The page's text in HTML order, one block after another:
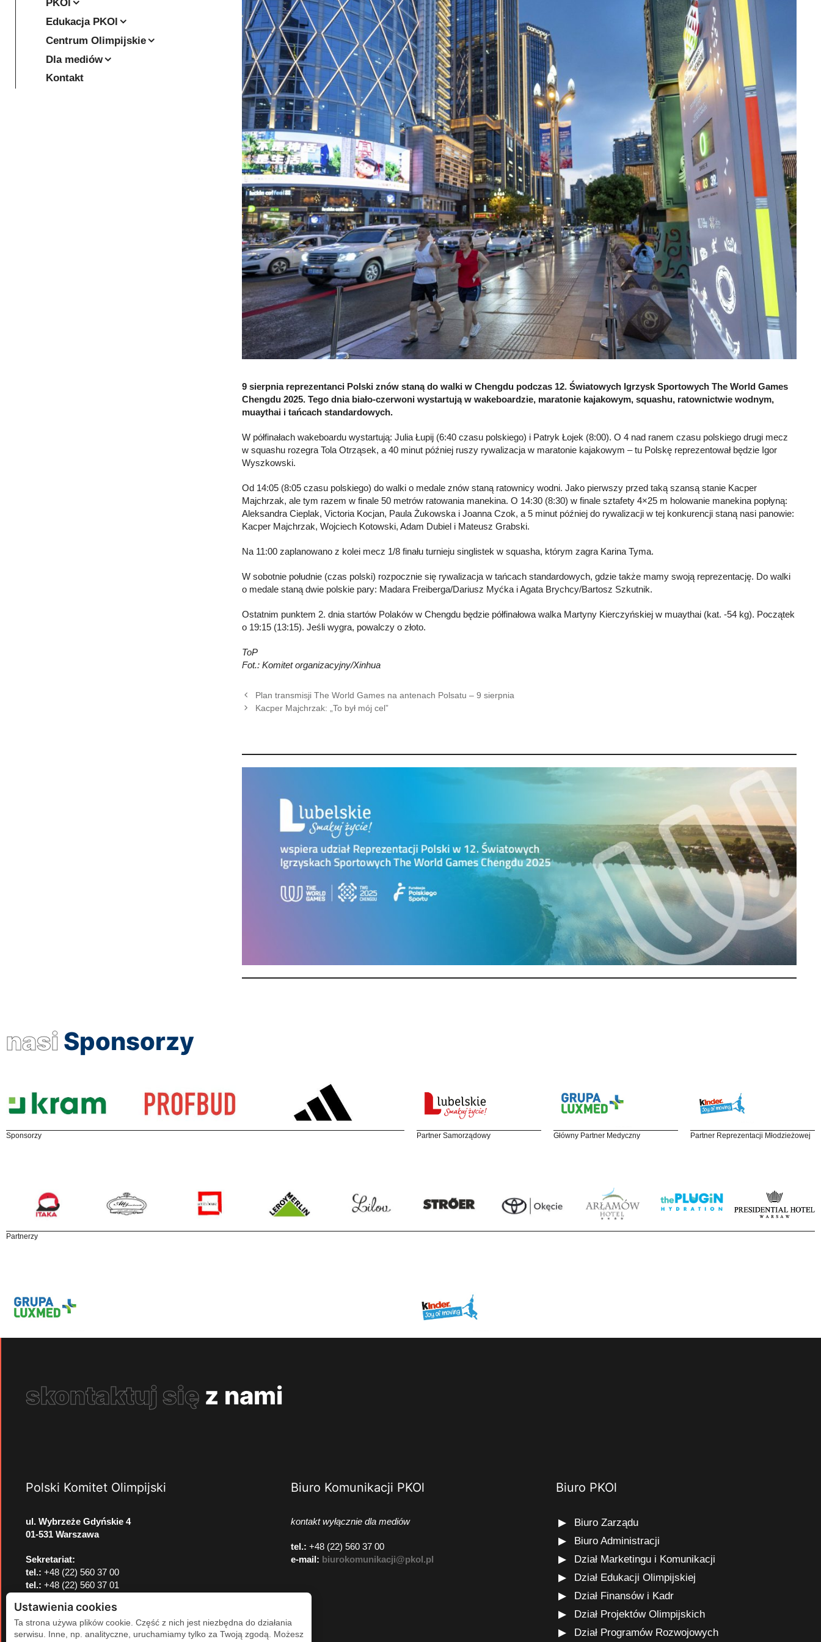
9 sierpnia reprezentanci Polski znów staną do walki w Chengdu podczas 12. Światowych Igrzysk Sportowych The World Games
Chengdu 2025. Tego dnia biało-czerwoni wystartują w wakeboardzie, maratonie kajakowym, squashu, ratownictwie wodnym,
muaythai i tańcach standardowych.
W półfinałach wakeboardu wystartują: Julia Łupij (6:40 czasu polskiego) i Patryk Łojek (8:00). O 4 nad ranem czasu polskiego drugi mecz
w squashu rozegra Tola Otrząsek, a 40 minut później ruszy rywalizacja w maratonie kajakowym – tu Polskę reprezentował będzie Igor
Wyszkowski.
Od 14:05 (8:05 czasu polskiego) do walki o medale znów staną ratownicy wodni. Jako pierwszy przed taką szansą stanie Kacper
Majchrzak, ale tym razem w finale 50 metrów ratowania manekina. O 14:30 (8:30) w finale sztafety 4×25 m holowanie manekina popłyną:
Aleksandra Cieplak, Victoria Kocjan, Paula Żukowska i Joanna Czok, a 5 minut później do rywalizacji w tej konkurencji staną nasi panowie:
Kacper Majchrzak, Wojciech Kotowski, Adam Dubiel i Mateusz Grabski.
Na 11:00 zaplanowano z kolei mecz 1/8 finału turnieju singlistek w squasha, którym zagra Karina Tyma.
W sobotnie południe (czas polski) rozpocznie się rywalizacja w tańcach standardowych, gdzie także mamy swoją reprezentację. Do walki
o medale staną dwie polskie pary: Madara Freiberga/Dariusz Myćka i Agata Brychcy/Bartosz Szkutnik.
Ostatnim punktem 2. dnia startów Polaków w Chengdu będzie półfinałowa walka Martyny Kierczyńskiej w muaythai (kat. -54 kg). Początek
o 19:15 (13:15). Jeśli wygra, powalczy o złoto.
ToP
Fot.: Komitet organizacyjny/Xinhua
Plan transmisji The World Games na antenach Polsatu – 9 sierpnia
Kacper Majchrzak: „To był mój cel”
PKOl
Edukacja PKOl
Centrum Olimpijskie
Dla mediów
Kontakt
nasi Sponsorzy
Sponsorzy Partner Samorządowy Główny Partner Medyczny Partner Reprezentacji Młodzieżowej
Partnerzy
skontaktuj się z nami
Polski Komitet Olimpijski
ul. Wybrzeże Gdyńskie 4
01-531 Warszawa
Sekretariat:
tel.: +48 (22) 560 37 00
tel.: +48 (22) 560 37 01
Biuro Komunikacji PKOl
kontakt wyłącznie dla mediów
tel.: +48 (22) 560 37 00
e-mail: biurokomunikacji@pkol.pl
Biuro PKOl
Biuro Zarządu
Biuro Administracji
Dział Marketingu i Komunikacji
Dział Edukacji Olimpijskiej
Dział Finansów i Kadr
Dział Projektów Olimpijskich
Dział Programów Rozwojowych
Ustawienia cookies
Ta strona używa plików cookie. Część z nich jest niezbędna do działania
serwisu. Inne, np. analityczne, uruchamiamy tylko za Twoją zgodą. Możesz